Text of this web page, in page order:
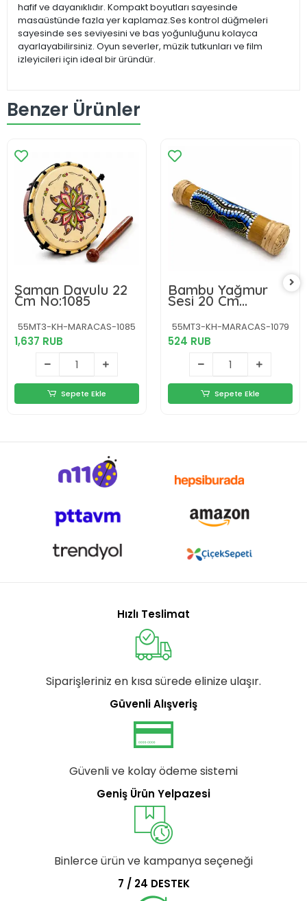
hafif ve dayanıklıdır. Kompakt boyutları sayesinde
masaüstünde fazla yer kaplamaz.Ses kontrol düğmeleri
sayesinde ses seviyesini ve bas yoğunluğunu kolayca
ayarlayabilirsiniz. Oyun severler, müzik tutkunları ve film
izleyicileri için ideal bir üründür.
Benzer Ürünler
Şaman Davulu 22
Cm No:1085
55MT3-KH-MARACAS-1085
1,637 RUB
Sepete Ekle
Bambu Yağmur
Sesi 20 Cm
No:1079
55MT3-KH-MARACAS-1079
524 RUB
Sepete Ekle
Hızlı Teslimat
Siparişleriniz en kısa sürede elinize ulaşır.
Güvenli Alışveriş
Güvenli ve kolay ödeme sistemi
Geniş Ürün Yelpazesi
Binlerce ürün ve kampanya seçeneği
7 / 24 DESTEK